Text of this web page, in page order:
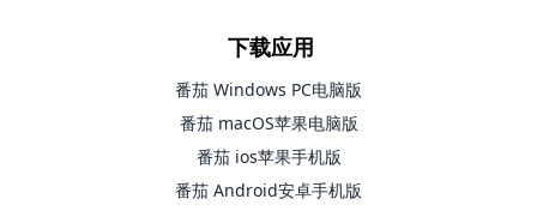
下载应用
番茄 Windows PC电脑版
番茄 macOS苹果电脑版
番茄 ios苹果手机版
番茄 Android安卓手机版